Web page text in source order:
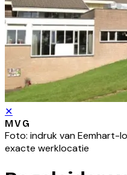
✕
MVG
Foto: indruk vanEemhart-
exacte werklocatie